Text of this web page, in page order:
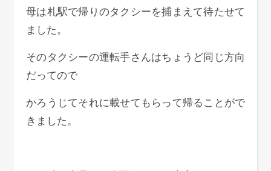
母は札駅で帰りのタクシーを捕まえて待たせて
ました。
そのタクシーの運転手さんはちょうど同じ方向
だってので
かろうじてそれに載せてもらって帰ることがで
きました。